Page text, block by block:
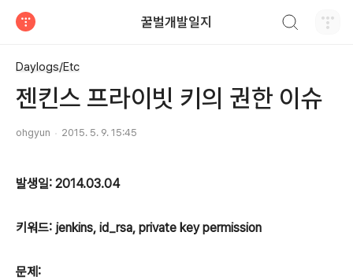
꿀벌개발일지
Daylogs/Etc
젠킨스 프라이빗 키의 권한 이슈
ohgyun 2015. 5. 9. 15:45
발생일: 2014.03.04
키워드: jenkins, id_rsa, private key permission
문제: